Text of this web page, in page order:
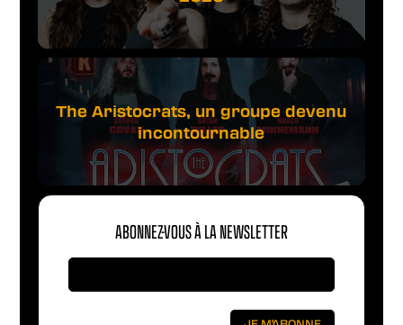
The Aristocrats, un groupe devenu
incontournable
ABONNEZ-VOUS À LA NEWSLETTER